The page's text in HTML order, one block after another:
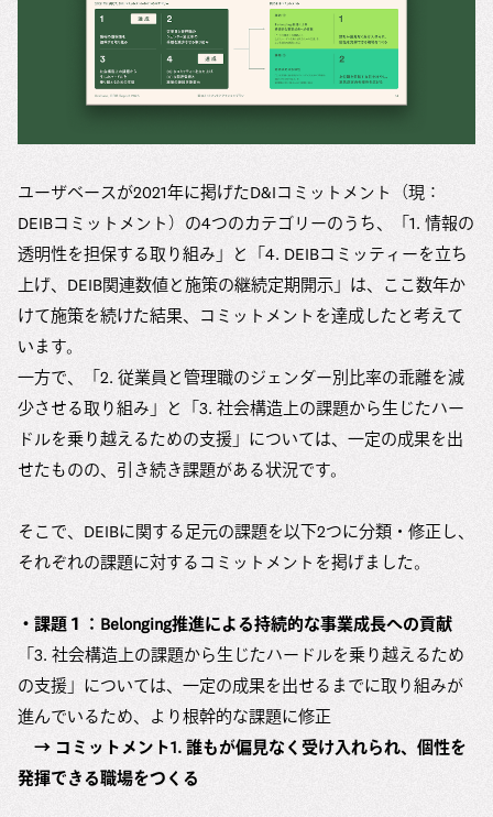
ユーザベースが2021年に掲げたD&Iコミットメント（現：
DEIBコミットメント）の4つのカテゴリーのうち、「1. 情報の
透明性を担保する取り組み」と「4. DEIBコミッティーを立ち
上げ、DEIB関連数値と施策の継続定期開示」は、ここ数年か
けて施策を続けた結果、コミットメントを達成したと考えて
います。
一方で、「2. 従業員と管理職のジェンダー別比率の乖離を減
少させる取り組み」と「3. 社会構造上の課題から生じたハー
ドルを乗り越えるための支援」については、一定の成果を出
せたものの、引き続き課題がある状況です。
そこで、DEIBに関する足元の課題を以下2つに分類・修正し、
それぞれの課題に対するコミットメントを掲げました。
・課題１：Belonging推進による持続的な事業成長への貢献
「3. 社会構造上の課題から生じたハードルを乗り越えるため
の支援」については、一定の成果を出せるまでに取り組みが
進んでいるため、より根幹的な課題に修正
→ コミットメント1. 誰もが偏見なく受け入れられ、個性を
発揮できる職場をつくる